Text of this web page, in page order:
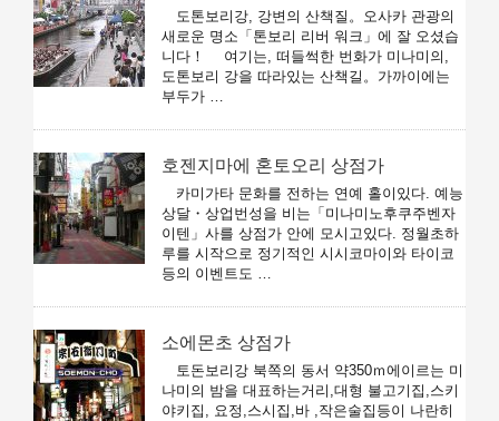
도톤보리강, 강변의 산책질。오사카 관광의
새로운 명소「톤보리 리버 워크」에 잘 오셨습
니다！ 여기는, 떠들썩한 번화가 미나미의,
도톤보리 강을 따라있는 산책길。가까이에는
부두가 …
호젠지마에 혼토오리 상점가
카미가타 문화를 전하는 연예 홀이있다. 예능
상달・상업번성을 비는「미나미노후쿠주벤자
이텐」사를 상점가 안에 모시고있다. 정월초하
루를 시작으로 정기적인 시시코마이와 타이코
등의 이벤트도 …
소에몬초 상점가
토돈보리강 북쪽의 동서 약350ｍ에이르는 미
나미의 밤을 대표하는거리,대형 불고기집,스키
야키집, 요정,스시집,바 ,작은술집등이 나란히